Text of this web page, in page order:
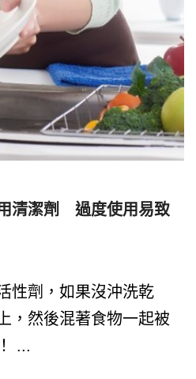
清潔劑 過度使用易致
性劑，如果沒沖洗乾
，然後混著食物一起被
...